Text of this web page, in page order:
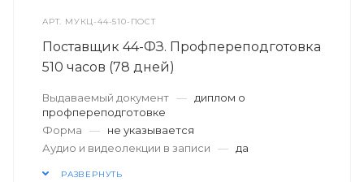
АРТ. МУКЦ-44-510-ПОСТ
Поставщик 44-ФЗ. Профпереподготовка
510 часов (78 дней)
Выдаваемый документ — диплом о
профпереподготовке
Форма
—
не указывается
Аудио и видеолекции в записи
— да
РАЗВЕРНУТЬ